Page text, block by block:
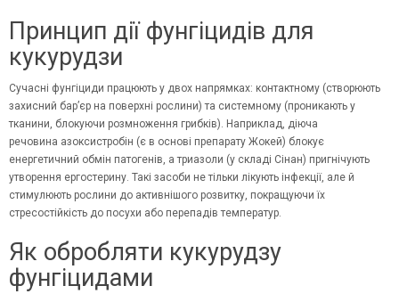
Принцип дії фунгіцидів для
кукурудзи
Сучасні фунгіциди працюють у двох напрямках: контактному (створюють
захисний бар’єр на поверхні рослини) та системному (проникають у
тканини, блокуючи розмноження грибків). Наприклад, діюча
речовина азоксистробін (є в основі препарату Жокей) блокує
енергетичний обмін патогенів, а триазоли (у складі Сінан) пригнічують
утворення ергостерину. Такі засоби не тільки лікують інфекції, але й
стимулюють рослини до активнішого розвитку, покращуючи їх
стресостійкість до посухи або перепадів температур.
Як обробляти кукурудзу
фунгіцидами